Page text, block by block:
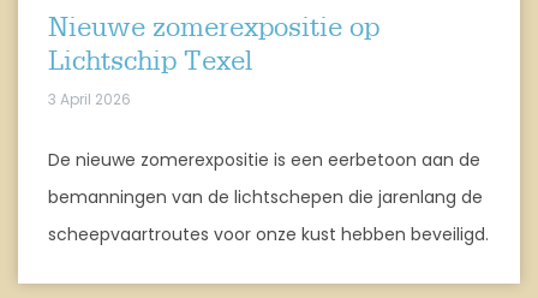
Nieuwe zomerexpositie op
Lichtschip Texel
3 April 2026
De nieuwe zomerexpositie is een eerbetoon aan de
bemanningen van de lichtschepen die jarenlang de
scheepvaartroutes voor onze kust hebben beveiligd.